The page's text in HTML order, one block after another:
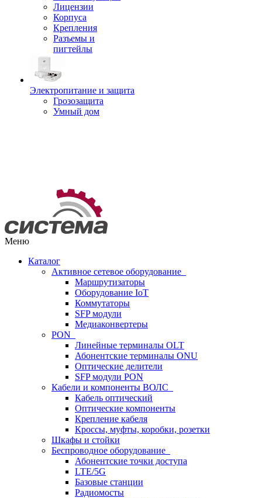
Лицензии
Корпуса
Крепления
Разъемы и
пигтейлы
Электропитание и защита
Грозозащита
Умный дом
Меню
Каталог
Активное сетевое оборудование
Маршрутизаторы
Оборудование IoT
Коммутаторы
SFP модули
Медиаконвертеры
PON
Линейные терминалы OLT
Абонентские терминалы ONU
Оптические делители
SFP модули PON
Кабели и компоненты ВОЛС
Кабель оптический
Оптические компоненты
Крепление кабеля
Кроссы, муфты, коробки, розетки
Шкафы и стойки
Беспроводное оборудование
Абонентские точки доступа
LTE/5G
Базовые станции
Радиомосты